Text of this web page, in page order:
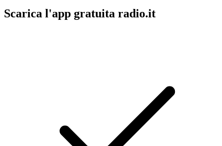
Scarica l'app gratuita radio.it